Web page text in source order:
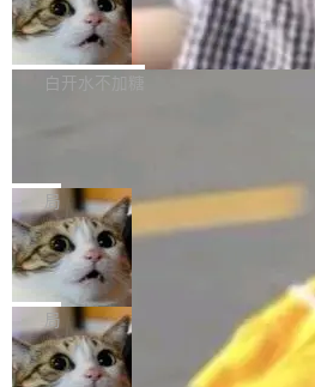
果员工带走机密信...
体验WorkBuddy鸿蒙PC版前，请将
atePad Edge 升级至 HarmonyOS
P9 patch03及以上版本。 *升级路径：
处：FFmpeg 9.0 的代号是“Lei”。 这
来自中国开发者雷霄骅（Lei Xiaohua
很多中国音视频开发者而言，这个名字
“启蒙老师”。 而今年，恰好是雷霄骅离
年。FFmpeg 社区最终选择用一个大版
字，留下了这份纪念。 雷霄骅曾是中国
数字电视技术方向的博士生，长期从事
频技...
亚马逊成本失控：AI 写代码烧掉
万元，超预算 860%
外媒近日曝光了亚马逊的多份内部报告
导致公司在多个项目上超支。《金融时
编写程序，目标是完成电商平台作者信
列表的数据匹配 —— 一项常规的数据处
务，最终却产生了 180 万美元的账单，
超出原定预算 860%。 更令人意外的
最终并未成功落地，而高额算力消耗持
达 5 个月，公司直到财务对账时才察觉
意味着一个无人看管的 AI 程序，在近
白开水不加糖
e CEO Clément Delangue 在 CNBC
没有拐弯抹角。他说中国正在赢得 AI 竞
且按目前的速度，中国 AI 工具预计在今
2027 年就能追上美国前沿实验室的水
ngue 把原因归结为一件事：开放协作
AI 开发者在一个共享和协作的生态里
而美国模型厂商在"闭门造车"。他的原
局
当 AI agent 把源码变成了最好的扩
统，开发者工具必须开源
五年前，David Crawshaw 问过很多软
一个问题：你写过什么给自己用的程序
乎都是没有。工程师们整天用别人写的
序给别人用。偶尔有人自己写个博客系
局